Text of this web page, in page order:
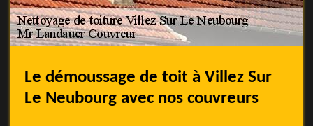
Le démoussage de toit à Villez Sur
Le Neubourg avec nos couvreurs